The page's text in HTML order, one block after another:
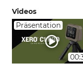
Videos
Präsentation